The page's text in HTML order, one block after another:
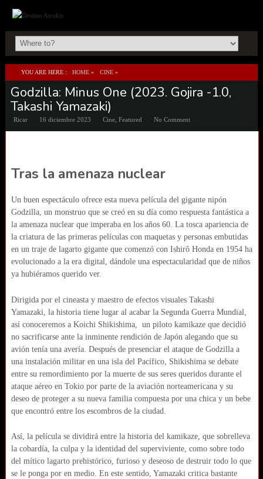
YOU ARE HERE : HOME » CINE »
GODZILLA: MINUS ONE (2023. GOJIRA -1.0, TAKASHI YAMAZAKI)
Godzilla: Minus One (2023. Gojira -1.0,
Takashi Yamazaki)
Ricar 16 diciembre 2023 Cine, Featured No Comment
Tras la amenaza nuclear
Un buen espectáculo ofrece esta nueva película del gigante nipón
Godzilla, un monstruo que se creó en su día como respuesta fantástica a
la amenaza nuclear que imperaba en los años 60. La tosca apariencia de
la criatura de las primeras películas con maquetas y personas embutidas
en un traje de lagarto gigante que comenzó con Ishirô Honda en 1954 ha
evolucionado a la era digital, dándole una espectacularidad que de niños
ya hubiéramos querido ver.
Dirigida por el cineasta y maestro de efectos visuales Takashi
Yamazaki, la historia tiene lugar al acabar la Segunda Guerra Mundial,
así conoceremos a Koichi Shikishima, un piloto kamikaze que decidió
no sacrificarse ante la inminente rendición de Japón alegando que su
avión tenía una avería. Después de presenciar el ataque de Godzilla a
una instalación militar en una isla del Pacífico, Shikishima se debate
entre su remordimiento por la muerte de sus seres queridos durante el
ataque aéreo en Tokio por parte de la aviación norteamericana y su
deseo de proteger a su nueva familia compuesta por una chica y un bebe
que encontró entre los escombros de la ciudad.
Así, la película se dividirá entre la historia del kamikaze, que sobrelleva
la cobardía, la culpa y la identidad del superviviente, como sobre todo
del mítico lagarto prehistórico, furioso y deseoso de destruir todo lo que
se le ponga por en medio. En este sentido, Yamazaki critica bastante